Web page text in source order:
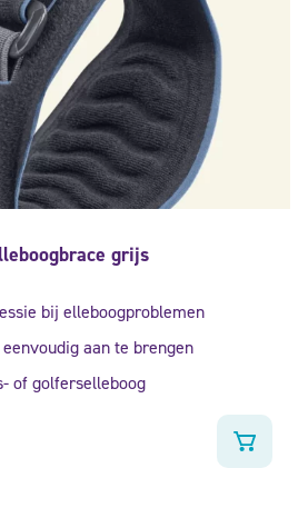
grijs
bij elleboogproblemen
aan te brengen
of golferselleboog